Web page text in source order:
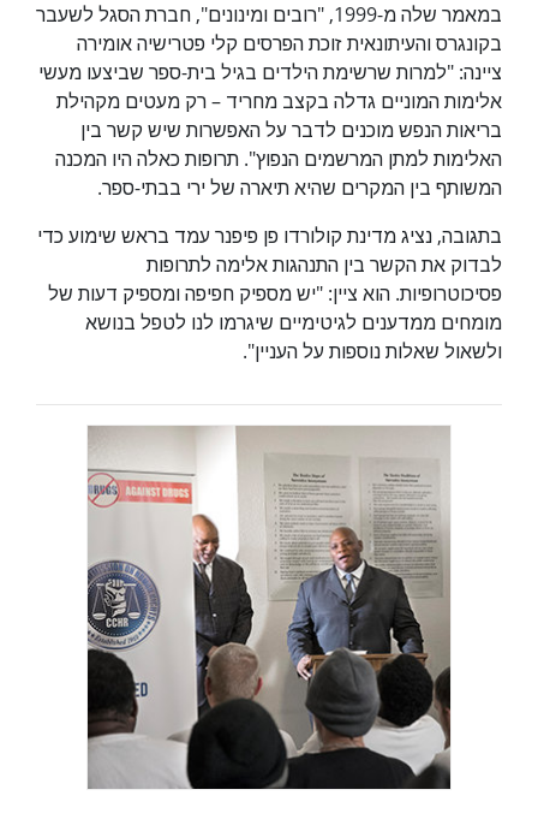
במאמר שלה מ-1999, "רובים ומינונים", חברת הסגל לשעבר
בקונגרס והעיתונאית זוכת הפרסים קלי פטרישיה אומירה
ציינה: "למרות שרשימת הילדים בגיל בית-ספר שביצעו מעשי
אלימות המוניים גדלה בקצב מחריד – רק מעטים מקהילת
בריאות הנפש מוכנים לדבר על האפשרות שיש קשר בין
האלימות למתן המרשמים הנפוץ". תרופות כאלה היו המכנה
המשותף בין המקרים שהיא תיארה של ירי בבתי-ספר.
בתגובה, נציג מדינת קולורדו פן פיפנר עמד בראש שימוע כדי
לבדוק את הקשר בין התנהגות אלימה לתרופות
פסיכוטרופיות. הוא ציין: "יש מספיק חפיפה ומספיק דעות של
מומחים ממדענים לגיטימיים שיגרמו לנו לטפל בנושא
ולשאול שאלות נוספות על העניין".